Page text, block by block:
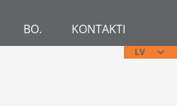
BO. KONTAKTI
LV